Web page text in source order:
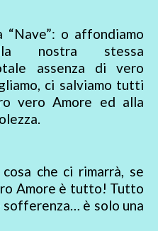
o affondiamo
nostra stessa
assenza di vero
ci salviamo tutti
vero Amore ed alla
che ci rimarrà, se
Amore è tutto! Tutto
è solo una